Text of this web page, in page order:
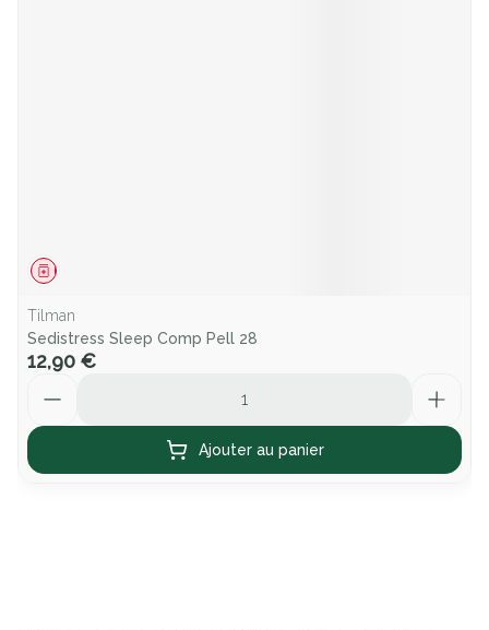
Médicament
Tilman
Sedistress Sleep Comp Pell 28
12,90 €
Ajouter au panier